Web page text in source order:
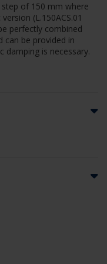
of 150 mm where
(L.150ACS.01
perfectly combined
can be provided in
damping is necessary.